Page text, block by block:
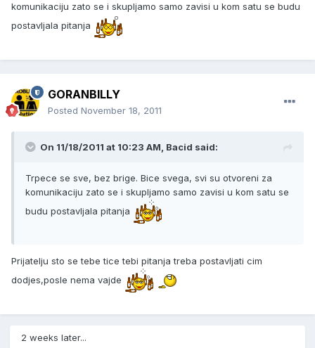
komunikaciju zato se i skupljamo samo zavisi u kom satu se budu
postavljala pitanja
GORANBILLY
Posted November 18, 2011
On 11/18/2011 at 10:23 AM, Bacid said:
Trpece se sve, bez brige. Bice svega, svi su otvoreni za
komunikaciju zato se i skupljamo samo zavisi u kom satu se
budu postavljala pitanja
Prijatelju sto se tebe tice tebi pitanja treba postavljati cim
dodjes,posle nema vajde
2 weeks later...